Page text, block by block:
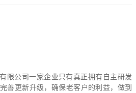
限公司一家企业只有真正拥有自主研发
善更新升级，确保老客户的利益，做到